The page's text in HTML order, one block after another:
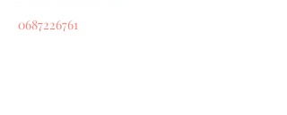
0687226761